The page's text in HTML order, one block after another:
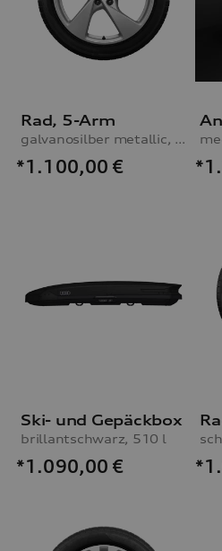
Rad, 5-Arm
galvanosilber metallic, 8,0Jx20, Winterreifen 255/45 R20 105V XL, links, ohne Reifendruckkontrollsystem
*1.100,00 €
Ski- und Gepäckbox
brillantschwarz, 510 l
*1.090,00 €